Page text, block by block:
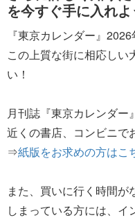
を今すぐ手に入れよ
『東京カレンダー』
この上質な街に相応しい
い！
月刊誌『東京カレンダ
近くの書店、コンビニで
⇒紙版をお求めの方はこ
また、買いに行く時間が
しまっている方には、